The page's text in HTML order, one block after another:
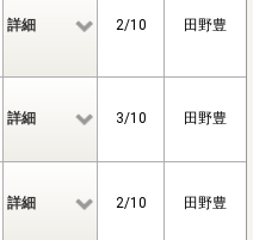
詳細 2/10 田野豊
詳細 3/10 田野豊
詳細 2/10 田野豊